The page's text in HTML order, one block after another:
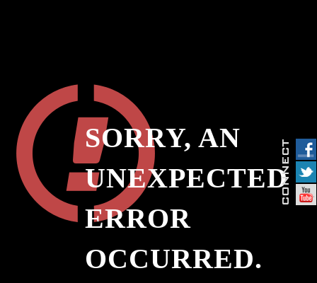
SORRY, AN
UNEXPECTED
ERROR
OCCURRED.